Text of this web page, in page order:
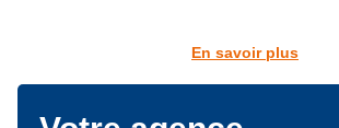
En savoir plus